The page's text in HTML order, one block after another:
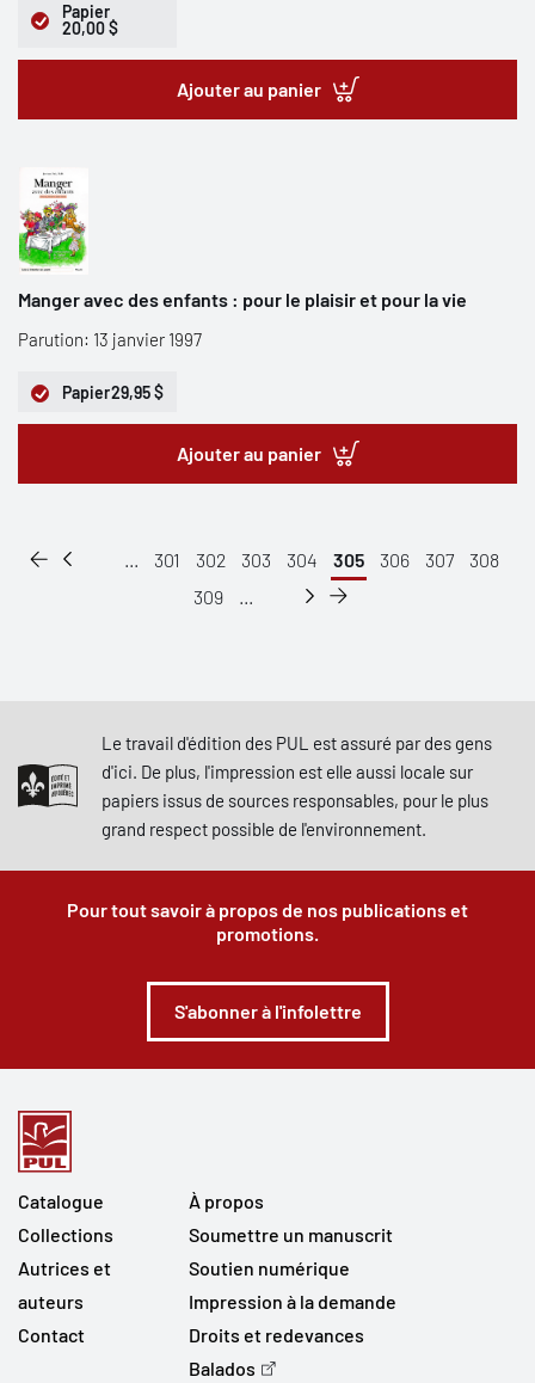
Papier
20,00 $
Ajouter au panier
Manger avec des enfants : pour le plaisir et pour la vie
Parution: 13 janvier 1997
Papier29,95 $
Ajouter au panier
... 301 302 303 304 305 306 307
308
309
...
Le travail d'édition des PUL est assuré par des gens
d'ici. De plus, l'impression est elle aussi locale sur
papiers issus de sources responsables, pour le plus
grand respect possible de l'environnement.
Pour tout savoir à propos de nos publications et
promotions.
S'abonner à l'infolettre
Catalogue
Collections
Autrices et
auteurs
Contact
À propos
Soumettre un manuscrit
Soutien numérique
Impression à la demande
Droits et redevances
Balados